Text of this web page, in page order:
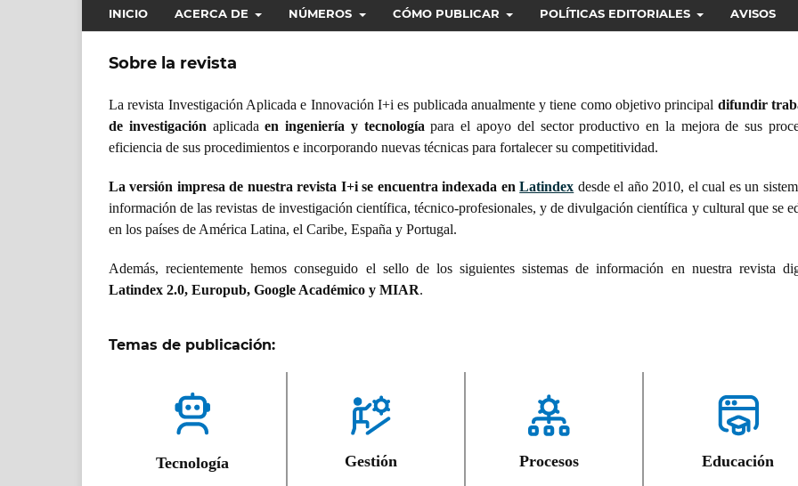
INICIO ACERCA DE NÚMEROS CÓMO PUBLICAR POLÍTICAS EDITORIALES AVISOS
Sobre la revista
La revista Investigación Aplicada e Innovación I+i es publicada anualmente y tiene como objetivo principal difundir
de investigaciónaplicadaen ingeniería y tecnologíapara el apoyo del sector productivo en la mejora de sus
eficiencia de sus procedimientos e incorporando nuevas técnicas para fortalecer su competitividad.
La versión impresa de nuestra revista I+i se encuentra indexada enLatindex desde el año 2010, el cual es un
información de las revistas de investigación científica, técnico-profesionales, y de divulgación científica y cultural que se
en los países de América Latina, el Caribe, España y Portugal.
Además, recientemente hemos conseguido el sello de los siguientes sistemas de información en nuestra revista
Latindex 2.0, Europub, Google Académico y MIAR.
Temas de publicación:
Tecnología Gestión Procesos Educación